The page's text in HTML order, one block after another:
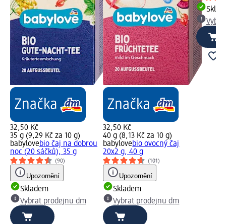
32,50 Kč
35 g (9,29 Kč za 10 g)
babylovebio čaj na dobrou
noc (20 sáčků), 35 g
(90)
Upozornění
Skladem
Vybrat prodejnu dm
32,50 Kč
40 g (8,13 Kč za 10 g)
babylovebio ovocný čaj
20x2 g, 40 g
(101)
Upozornění
Skladem
Vybrat prodejnu dm